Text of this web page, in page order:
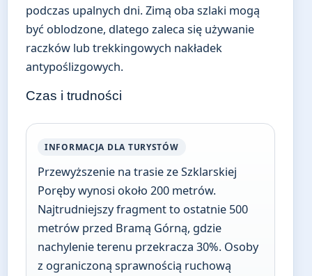
podczas upalnych dni. Zimą oba szlaki mogą
być oblodzone, dlatego zaleca się używanie
raczków lub trekkingowych nakładek
antypoślizgowych.
Czas i trudności
INFORMACJA DLA TURYSTÓW
Przewyższenie na trasie ze Szklarskiej
Poręby wynosi około 200 metrów.
Najtrudniejszy fragment to ostatnie 500
metrów przed Bramą Górną, gdzie
nachylenie terenu przekracza 30%. Osoby
z ograniczoną sprawnością ruchową